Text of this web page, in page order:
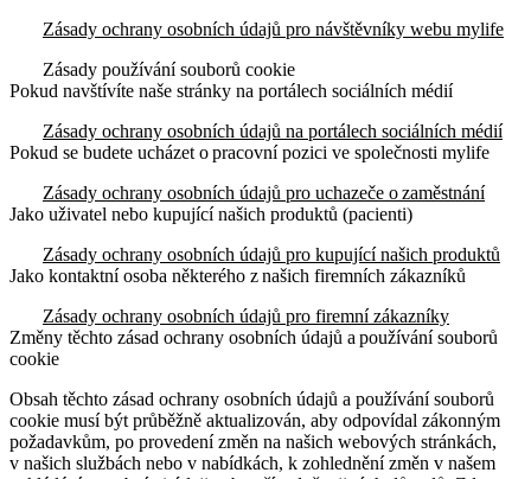
Zásady ochrany osobních údajů pro návštěvníky webu mylife
Zásady používání souborů cookie
Pokud navštívíte naše stránky na portálech sociálních médií
Zásady ochrany osobních údajů na portálech sociálních médií
Pokud se budete ucházet o pracovní pozici ve společnosti mylife
Zásady ochrany osobních údajů pro uchazeče o zaměstnání
Jako uživatel nebo kupující našich produktů (pacienti)
Zásady ochrany osobních údajů pro kupující našich produktů
Jako kontaktní osoba některého z našich firemních zákazníků
Zásady ochrany osobních údajů pro firemní zákazníky
Změny těchto zásad ochrany osobních údajů a používání souborů
cookie
Obsah těchto zásad ochrany osobních údajů a používání souborů
cookie musí být průběžně aktualizován, aby odpovídal zákonným
požadavkům, po provedení změn na našich webových stránkách,
v našich službách nebo v nabídkách, k zohlednění změn v našem